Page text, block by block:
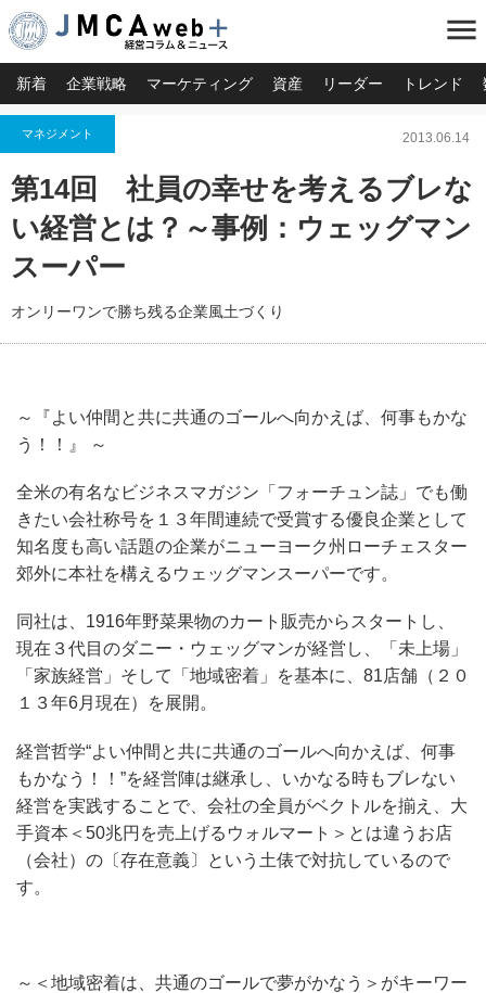
menu
新着 企業戦略 マーケティング 資産 リーダー トレンド
マネジメント 2013.06.14
第14回 社員の幸せを考えるブレな
い経営とは？～事例：ウェッグマン
スーパー
オンリーワンで勝ち残る企業風土づくり
～『よい仲間と共に共通のゴールへ向かえば、何事もかな
う！！』 ～
全米の有名なビジネスマガジン「フォーチュン誌」でも働
きたい会社称号を１３年間連続で受賞する優良企業として
知名度も高い話題の企業がニューヨーク州ローチェスター
郊外に本社を構えるウェッグマンスーパーです。
同社は、1916年野菜果物のカート販売からスタートし、
現在３代目のダニー・ウェッグマンが経営し、「未上場」
「家族経営」そして「地域密着」を基本に、81店舗（２０
１３年6月現在）を展開。
経営哲学“よい仲間と共に共通のゴールへ向かえば、何事
もかなう！！”を経営陣は継承し、いかなる時もブレない
経営を実践することで、会社の全員がベクトルを揃え、大
手資本＜50兆円を売上げるウォルマート＞とは違うお店
（会社）の〔存在意義〕という土俵で対抗しているので
す。
～＜地域密着は、共通のゴールで夢がかなう＞がキーワー